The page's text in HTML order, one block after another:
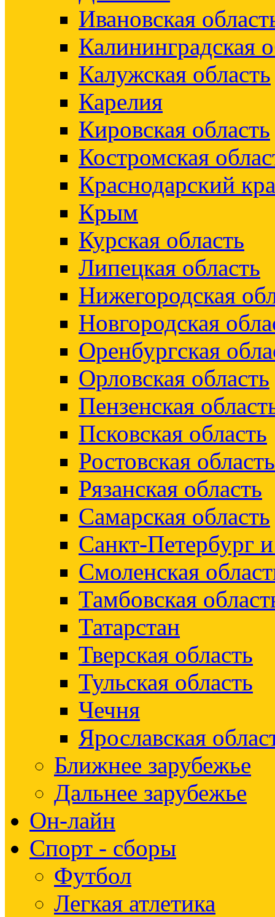
Ивановская
Калининградская
Калужская область
Карелия
Кировская область
Костромская
Краснодарский
Крым
Курская область
Липецкая область
Нижегородская
Новгородская
Оренбургская
Орловская область
Пензенская
Псковская область
Ростовская область
Рязанская область
Самарская область
Санкт-Петербург
Смоленская
Тамбовская
Татарстан
Тверская область
Тульская область
Чечня
Ярославская
Ближнее зарубежье
Дальнее зарубежье
Он-лайн
Спорт - сборы
Футбол
Легкая атлетика